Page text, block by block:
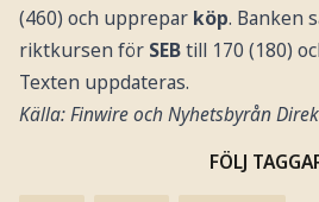
(460) och upprepar köp. Banken
riktkursen för SEBtill 170 (180)
Texten uppdateras.
Källa: Finwire och Nyhetsbyrån
FÖLJ